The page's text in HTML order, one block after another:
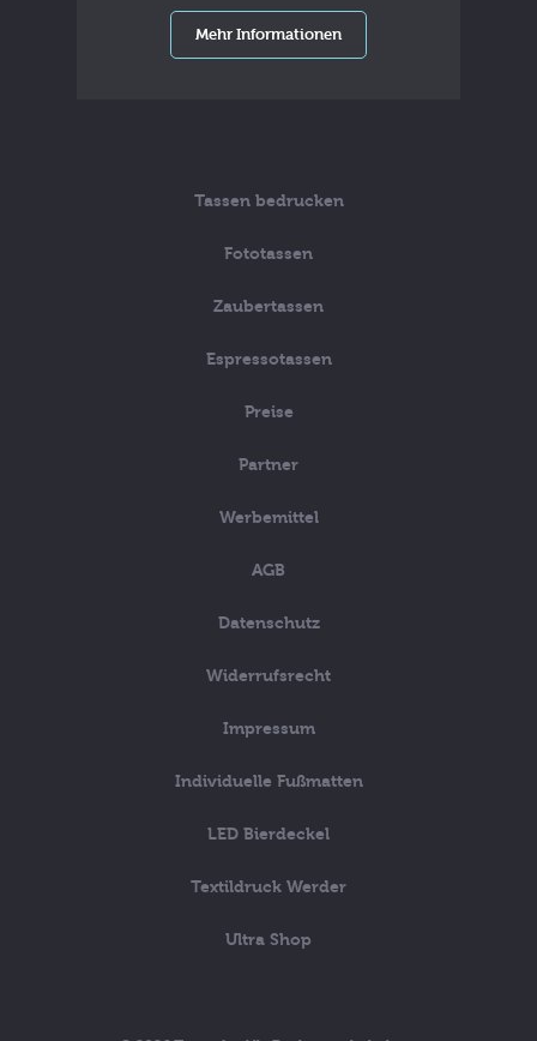
Mehr Informationen
Tassen bedrucken
Fototassen
Zaubertassen
Espressotassen
Preise
Partner
Werbemittel
AGB
Datenschutz
Widerrufsrecht
Impressum
Individuelle Fußmatten
LED Bierdeckel
Textildruck Werder
Ultra Shop